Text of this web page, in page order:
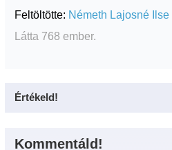
Feltöltötte: Németh Lajosné Ilse
Látta 768 ember.
Értékeld!
Kommentáld!